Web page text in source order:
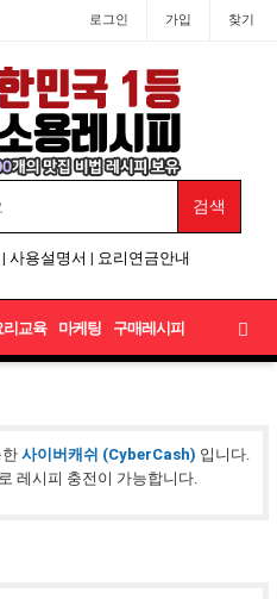
업소용반찬·
로그인 가입 찾기
| 사용설명서 | 요리연금안내
리교육 마케팅 구매레시피
사이버캐쉬 (CyberCash) 입니다.
레시피 충전이 가능합니다.